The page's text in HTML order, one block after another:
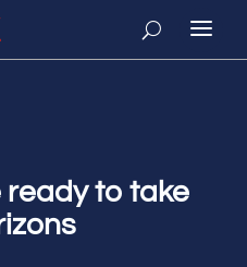
ready to take